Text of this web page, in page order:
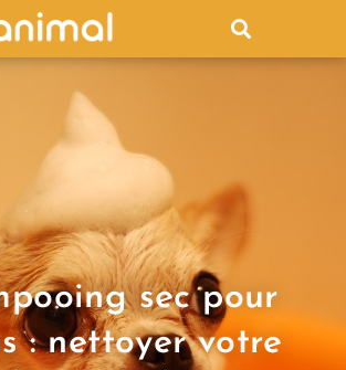
sec pour
: nettoyer votre